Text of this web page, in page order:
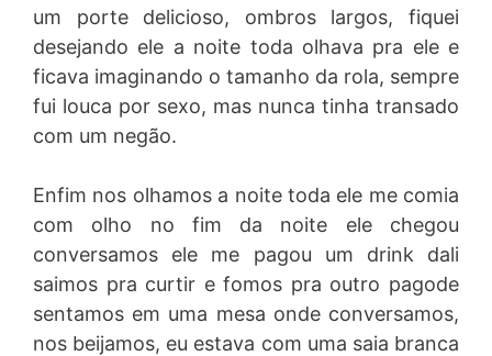
um porte delicioso, ombros largos, fiquei
desejando ele a noite toda olhava pra ele e
ficava imaginando o tamanho da rola, sempre
fui louca por sexo, mas nunca tinha transado
com um negão.
Enfim nos olhamos a noite toda ele me comia
com olho no fim da noite ele chegou
conversamos ele me pagou um drink dali
saimos pra curtir e fomos pra outro pagode
sentamos em uma mesa onde conversamos,
nos beijamos, eu estava com uma saia branca